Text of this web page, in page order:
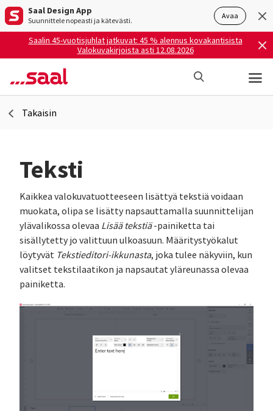
Saal Design App
Suunnittele nopeasti ja kätevästi. Avaa
Saalin 45-vuotisjuhlat jatkuvat: 45 % alennus kovakantisista
Valokuvakirjoista asti 12.08.2026
Takaisin
Teksti
Kaikkea valokuvatuotteeseen lisättyä tekstiä voidaan
muokata, olipa se lisätty napsauttamalla suunnittelijan
ylävalikossa olevaa Lisää tekstiä-painiketta tai
sisällytetty jo valittuun ulkoasuun. Määritystyökalut
löytyvät Tekstieditori-ikkunasta, joka tulee näkyviin, kun
valitset tekstilaatikon ja napsautat yläreunassa olevaa
painiketta.